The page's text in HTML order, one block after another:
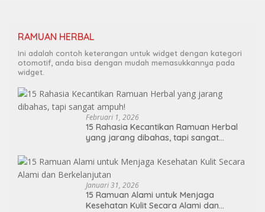
RAMUAN HERBAL
Ini adalah contoh keterangan untuk widget dengan kategori
otomotif, anda bisa dengan mudah memasukkannya pada
widget.
Februari 1, 2026
15 Rahasia Kecantikan Ramuan Herbal
yang jarang dibahas, tapi sangat
Januari 31, 2026
15 Ramuan Alami untuk Menjaga
Kesehatan Kulit Secara Alami dan